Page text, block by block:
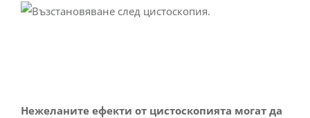
Нежеланите ефекти от цистоскопията могат да